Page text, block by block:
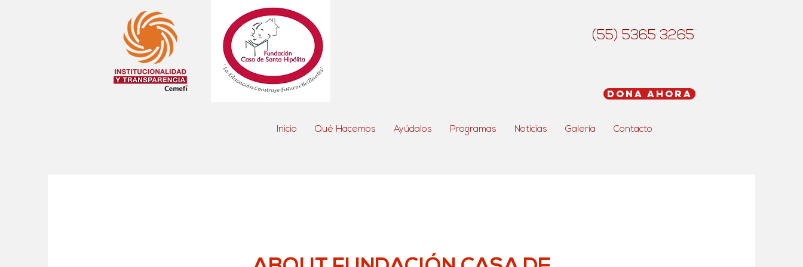
(55) 5365 3265
Dona Ahora
Inicio Qué Hacemos Ayúdalos Programas Noticias Galería Contacto